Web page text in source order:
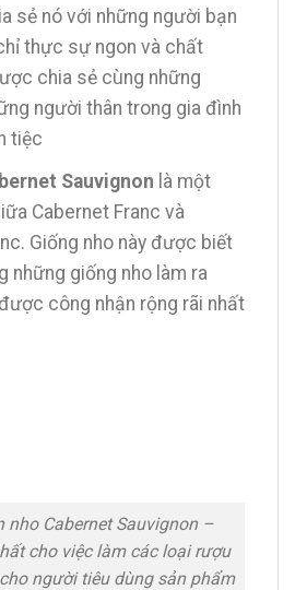
sẻ nó với những người bạn
thực sự ngon và chất
chia sẻ cùng những
người thân trong gia đình
tiệc
Sauvignon là một
Cabernet Franc và
Giống nho này được biết
những giống nho làm ra
công nhận rộng rãi nhất
nho Cabernet Sauvignon –
cho việc làm các loại rượu
người tiêu dùng sản phẩm